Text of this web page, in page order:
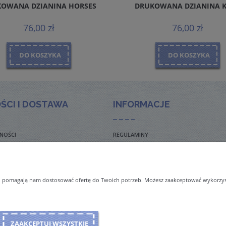
DZIANINA HORSES
76,00 zł
DO KOSZYKA
DRUKOWANA DZIANINA
76,00 zł
DO KOSZYKA
I DOSTAWA
ORDERS & SHIPMENT
INFORMACJE
REGULAMINY
nam dostosować ofertę do Twoich potrzeb. Możesz zaakceptować
ZAAKCEPTUJ WSZYSTKIE